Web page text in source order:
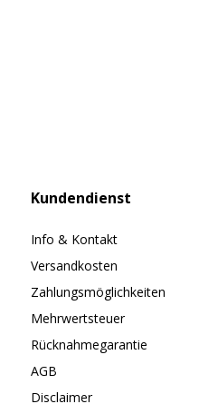
Kundendienst
Info & Kontakt
Versandkosten
Zahlungsmöglichkeiten
Mehrwertsteuer
Rücknahmegarantie
AGB
Disclaimer